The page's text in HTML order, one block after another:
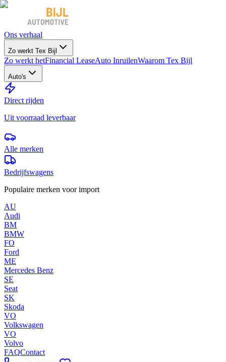
Ons verhaal
Zo werkt Tex Bijl
Zo werkt hetFinancial LeaseAuto InruilenWaarom Tex Bijl
Auto's
Direct rijden
Uit voorraad leverbaar
Alle merken
Bedrijfswagens
Populaire merken voor import
AU
Audi
BM
BMW
FO
Ford
ME
Mercedes Benz
SE
Seat
SK
Skoda
VO
Volkswagen
VO
Volvo
FAQContact